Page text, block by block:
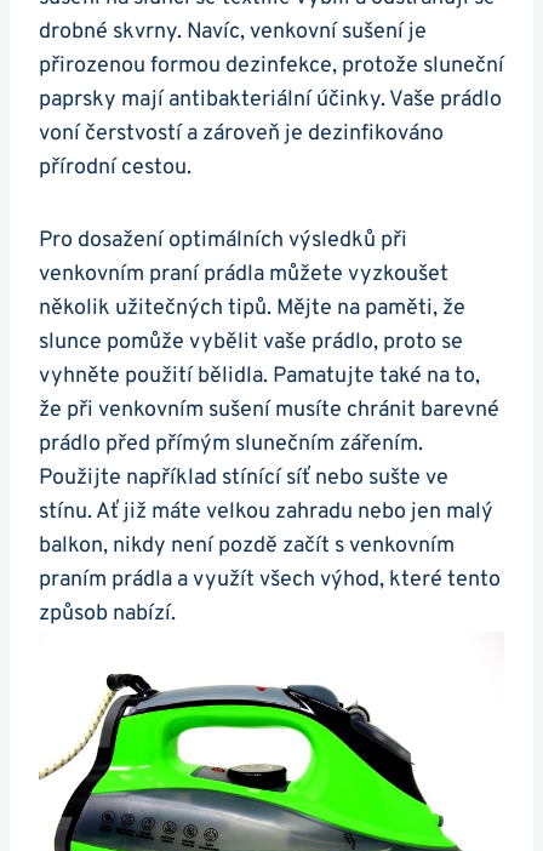
drobné skvrny. Navíc, venkovní sušení je
přirozenou formou dezinfekce,⁤ protože sluneční⁢
paprsky mají antibakteriální účinky. Vaše​ prádlo‍
voní čerstvostí a zároveň je dezinfikováno
přírodní cestou.
Pro dosažení optimálních výsledků při
venkovním‌ praní prádla můžete ​vyzkoušet
několik užitečných tipů. Mějte na paměti,⁣ že
slunce pomůže vybělit vaše prádlo, proto se
vyhněte použití bělidla. Pamatujte také na to,
⁣že při​ venkovním sušení musíte chránit barevné
prádlo⁣ před přímým‍ slunečním zářením.
Použijte například stínící síť nebo‌ sušte ve
stínu. Ať již máte velkou zahradu nebo jen malý
balkon, nikdy není pozdě začít s venkovním‌
praním prádla⁣ a využít všech výhod,‌ které tento
způsob nabízí.